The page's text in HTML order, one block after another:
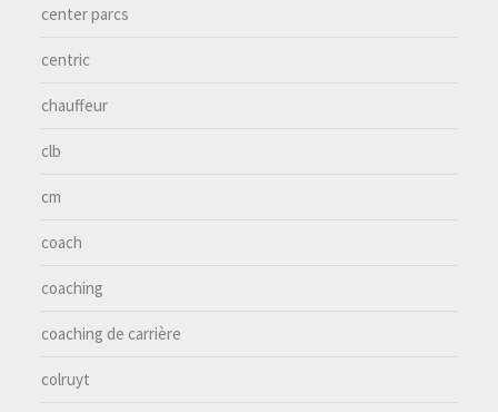
center parcs
centric
chauffeur
clb
cm
coach
coaching
coaching de carrière
colruyt